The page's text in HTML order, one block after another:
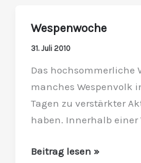
Wespenwoche
31. Juli 2010
Das hochsommerliche
manches Wespenvolk
Tagen zu verstärkter
haben. Innerhalb einer
Wespenwoche
Beitrag lesen »